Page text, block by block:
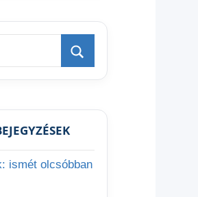
Search
ismét olcsóbban